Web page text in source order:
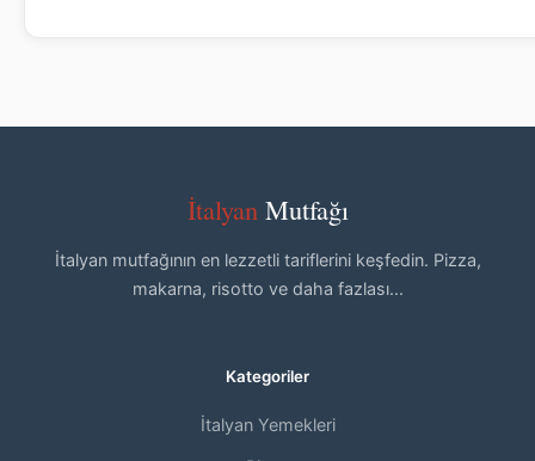
İtalyan Mutfağı
İtalyan mutfağının en lezzetli tariflerini keşfedin. Pizza,
makarna, risotto ve daha fazlası...
Kategoriler
İtalyan Yemekleri